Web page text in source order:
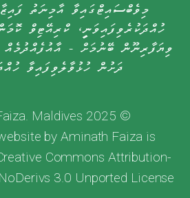
މިވެބްސައިޓްގައިވާ އާމިނަތު
ހުއްދަކުރެވިފައިވަނީ، ކްރިއޭޓިވް
ދަށުން ހުޅުވާލެވިފައިވާ
© 2025 Aminath Faiza. Maldives.
by Aminath Faiza is
Commons Attribution-
3.0 Unported License.